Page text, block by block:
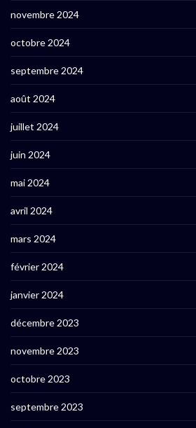
novembre 2024
octobre 2024
septembre 2024
août 2024
juillet 2024
juin 2024
mai 2024
avril 2024
mars 2024
février 2024
janvier 2024
décembre 2023
novembre 2023
octobre 2023
septembre 2023